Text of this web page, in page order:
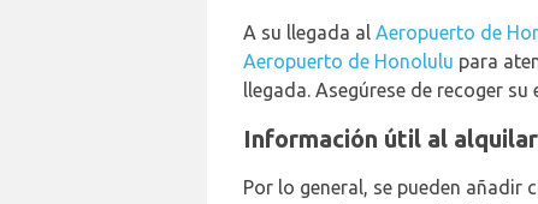
A su llegada al Aeropuerto de
Aeropuerto de Honolulu para
llegada. Asegúrese de recoger
Información útil al
Por lo general, se pueden añadir